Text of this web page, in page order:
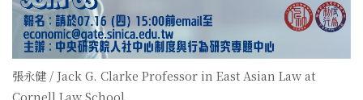
張永健 / Jack G. Clarke Professor in East Asian Law at
Cornell Law School